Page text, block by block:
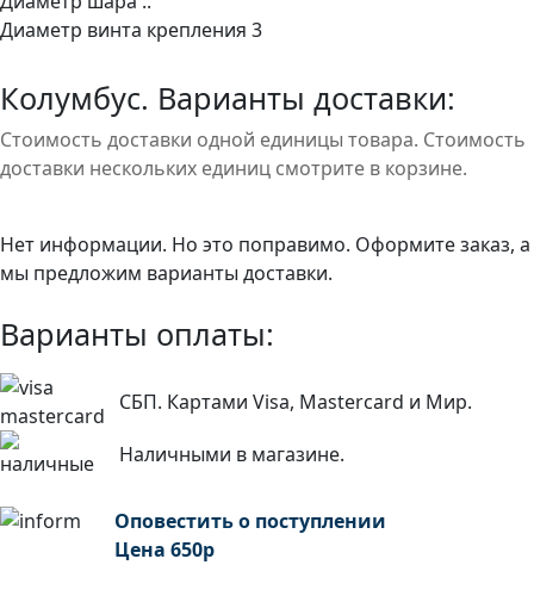
Диаметр винта крепления 3
Колумбус. Варианты доставки:
Стоимость доставки одной единицы товара. Стоимость
доставки нескольких единиц смотрите в корзине.
Нет информации. Но это поправимо. Оформите заказ, а
мы предложим варианты доставки.
Варианты оплаты:
СБП. Картами Visa, Mastercard и Мир.
Наличными в магазине.
Оповестить о поступлении
Цена 650р